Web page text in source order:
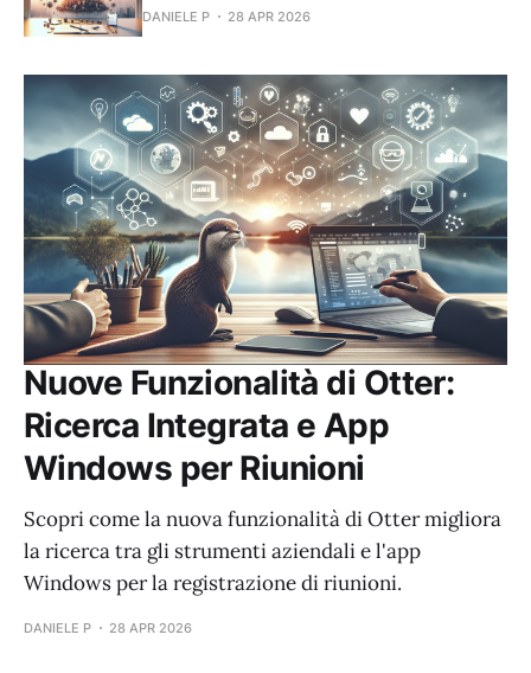
DANIELE P 28 APR 2026
Nuove Funzionalità di Otter:
Ricerca Integrata e App
Windows per Riunioni
Scopri come la nuova funzionalità di Otter migliora
la ricerca tra gli strumenti aziendali e l'app
Windows per la registrazione di riunioni.
DANIELE P 28 APR 2026